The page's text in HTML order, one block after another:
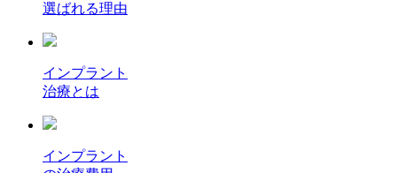
選ばれる理由
インプラント
治療とは
インプラント